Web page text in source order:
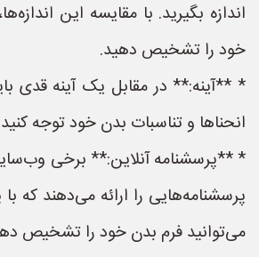
اندازه بگیرید. با مقایسه این
خود را تشخیص دهید.
* **آینه:** در مقابل یک آینه قدی
انحناها و تناسبات بدن خود توجه
* **پرسشنامه آنلاین:** برخی
پرسشنامه‌هایی را ارائه می‌دهند که
می‌توانید فرم بدن خود را تشخیص